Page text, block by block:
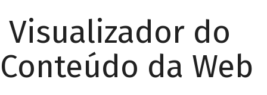
Visualizador do
Conteúdo da Web